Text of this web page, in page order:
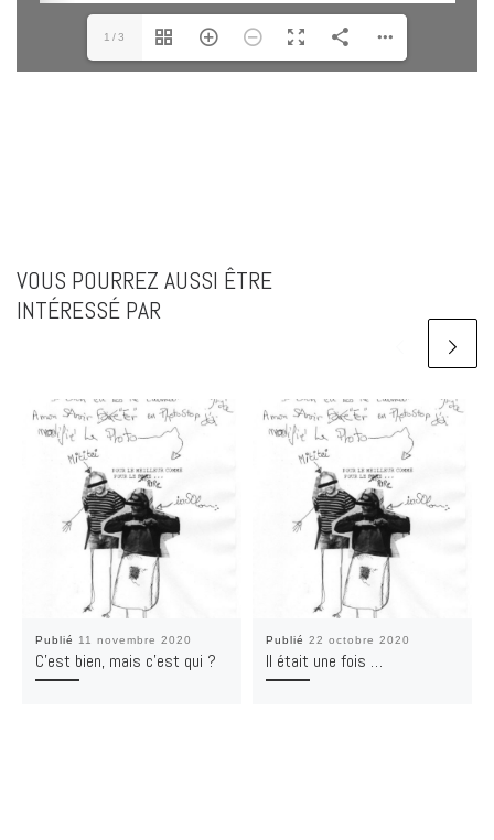
1/3
VOUS POURREZ AUSSI ÊTRE
INTÉRESSÉ PAR
Publié 11 novembre 2020
C’est bien, mais c’est qui ?
Publié 22 octobre 2020
Il était une fois …